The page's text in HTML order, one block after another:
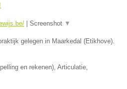
Screenshot ▼
gelegen in Maarkedal (Etikhove).
en rekenen), Articulatie,